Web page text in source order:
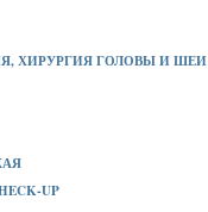
ХИРУРГИЯ ГОЛОВЫ И ШЕИ
UP